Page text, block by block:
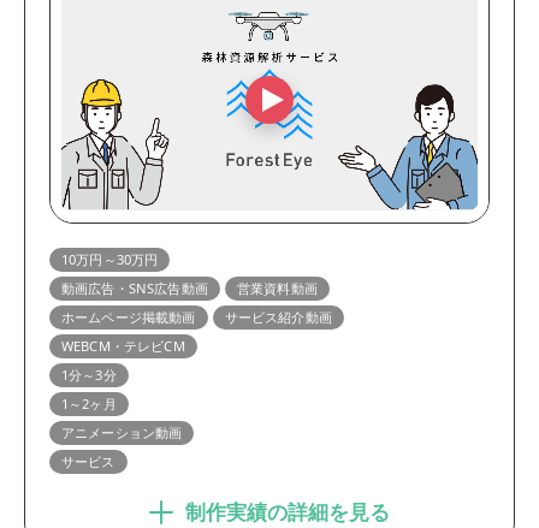
10万円～30万円
動画広告・SNS広告動画
営業資料動画
ホームページ掲載動画
サービス紹介動画
WEBCM・テレビCM
1分～3分
1～2ヶ月
アニメーション動画
サービス
制作実績の詳細を見る